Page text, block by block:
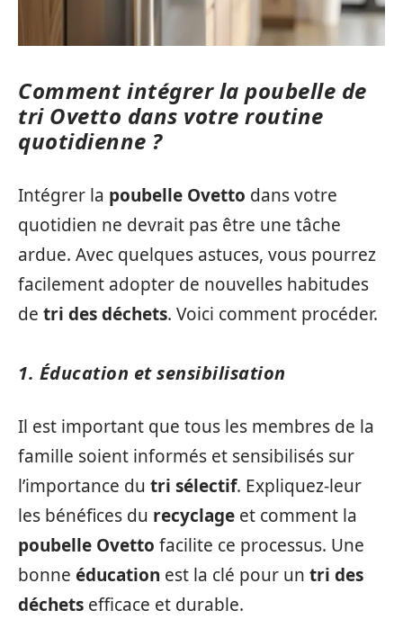
Comment intégrer la poubelle de
tri Ovetto dans votre routine
quotidienne ?
Intégrer la poubelle Ovetto dans votre
quotidien ne devrait pas être une tâche
ardue. Avec quelques astuces, vous pourrez
facilement adopter de nouvelles habitudes
de tri des déchets. Voici comment procéder.
1. Éducation et sensibilisation
Il est important que tous les membres de la
famille soient informés et sensibilisés sur
l’importance du tri sélectif. Expliquez-leur
les bénéfices du recyclage et comment la
poubelle Ovetto facilite ce processus. Une
bonne éducation est la clé pour un tri des
déchets efficace et durable.